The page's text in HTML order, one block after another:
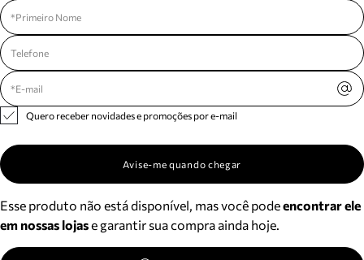
Quero receber novidades e promoções por e-mail
Avise-me quando chegar
Esse produto não está disponível, mas você podeencontrar ele
em nossas lojase garantir sua compra ainda hoje.